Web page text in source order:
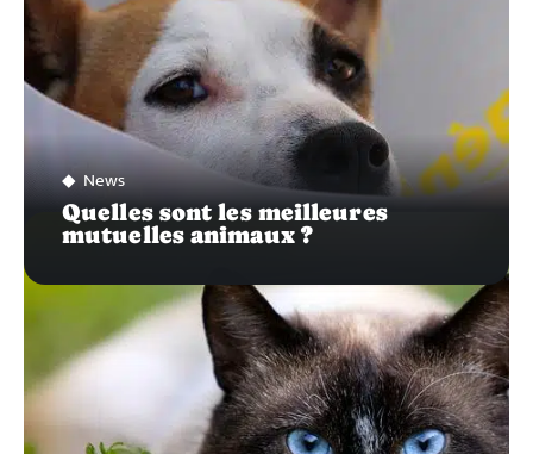
News
Quelles sont les meilleures
mutuelles animaux ?